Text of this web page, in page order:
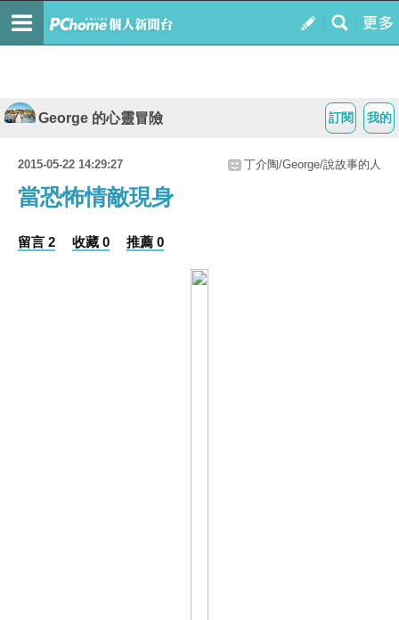
我的
訂閱
George 的心靈冒險
2015-05-22 14:29:27 丁介陶/George/說故事的人
當恐怖情敵現身
留言 2 收藏 0 推薦 0